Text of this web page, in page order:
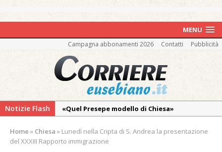
MENU
Campagna abbonamenti 2026 Contatti Pubblicità
Notizie Flash
«Quel Presepe modello di Chiesa»
Ringraziamento: convegno, messa e
Home » Chiesa » Lunedì nella Cripta di S. Andrea la presentazione
del XXXIII Rapporto immigrazione